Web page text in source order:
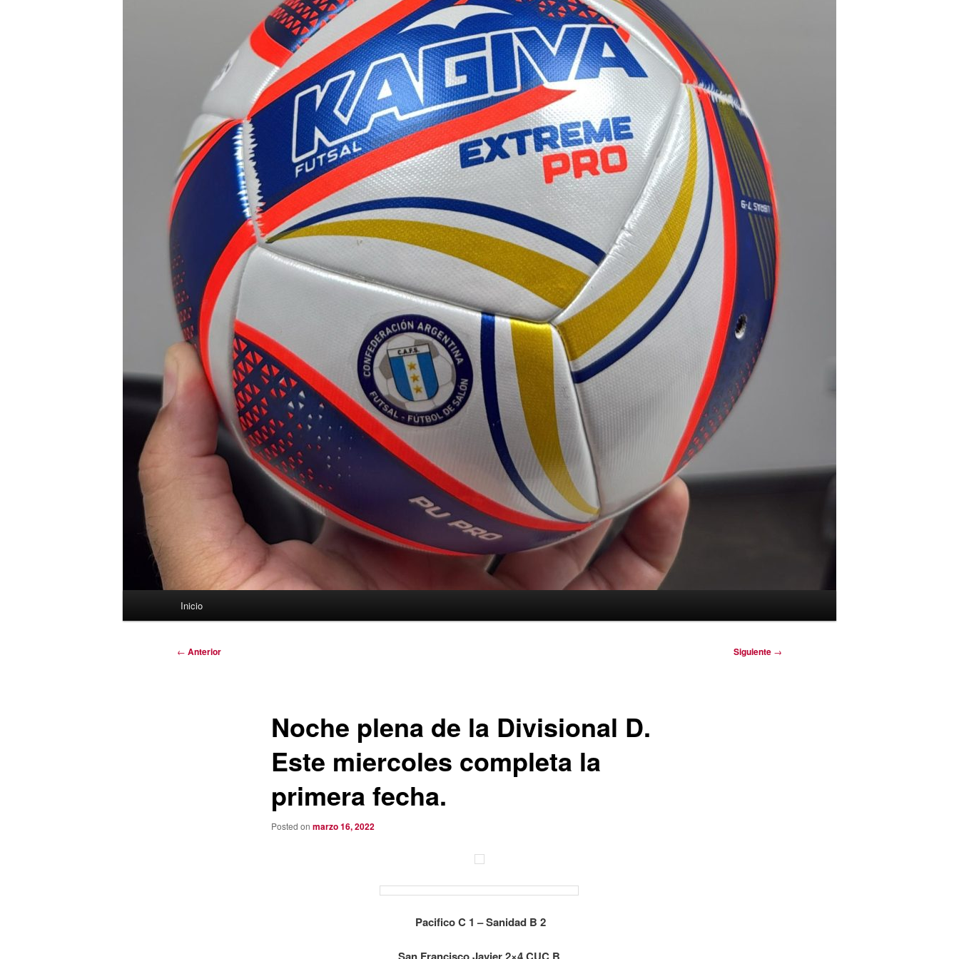
Inicio
Navegación
← Anterior Siguiente →
Noche plena de la Divisional D.
Este miercoles completa la
primera fecha.
Posted on marzo 16, 2022
Pacifico C 1 – Sanidad B 2